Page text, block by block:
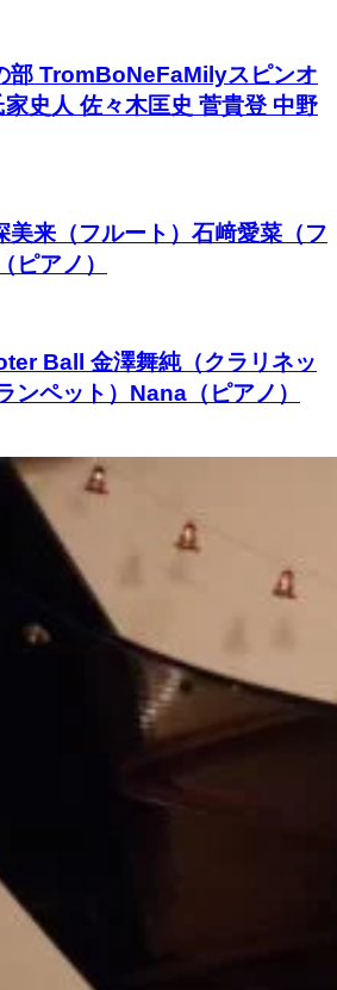
部 TromBoNeFaMilyスピンオ
史人 佐々木匡史 菅貴登 中野
美来（フルート）石﨑愛菜（フ
ピアノ）
Ball 金澤舞純（クラリネッ
ンペット）Nana（ピアノ）